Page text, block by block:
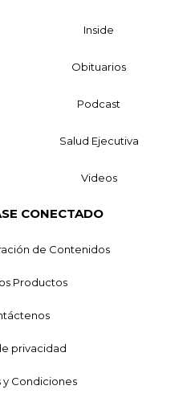
Inside
Obituarios
Podcast
Salud Ejecutiva
Videos
CONECTADO
de Contenidos
Productos
privacidad
y Condiciones